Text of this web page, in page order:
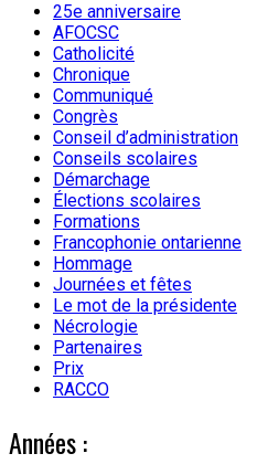
25e anniversaire
AFOCSC
Catholicité
Chronique
Communiqué
Congrès
Conseil d’administration
Conseils scolaires
Démarchage
Élections scolaires
Formations
Francophonie ontarienne
Hommage
Journées et fêtes
Le mot de la présidente
Nécrologie
Partenaires
Prix
RACCO
Années :